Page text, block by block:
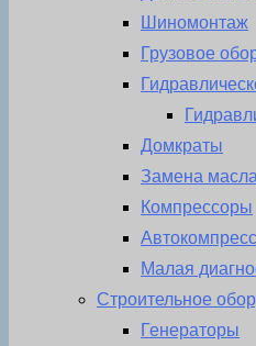
Шиномонтаж
Грузовое
Домкраты
Замена
Компрессоры
Малая
Строительное
Генераторы